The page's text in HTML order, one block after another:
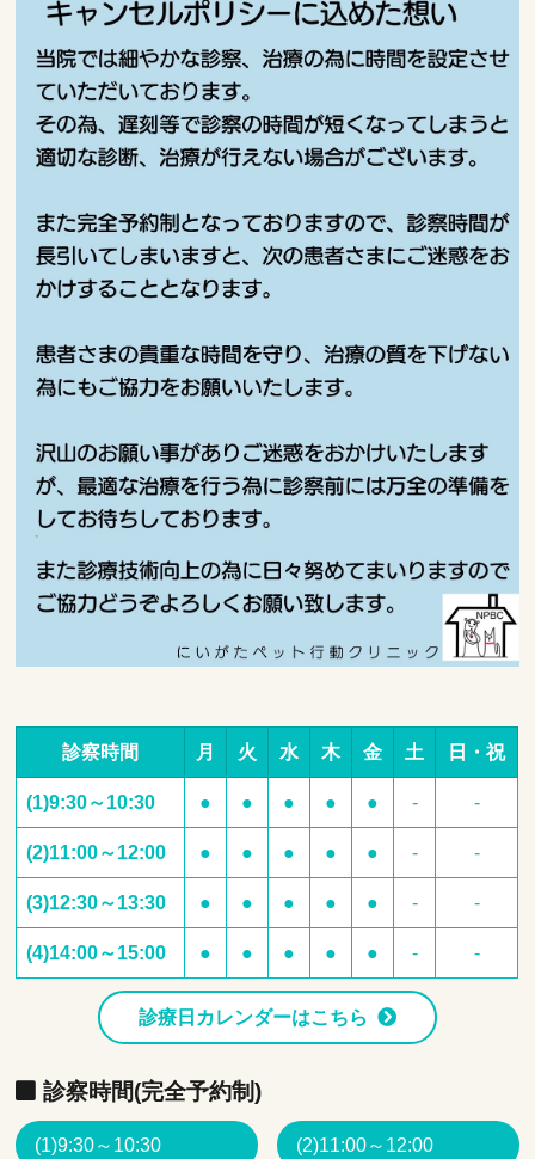
診察時間 月 火 水 木 金 土 日・祝
(1)9:30～10:30 ● ● ● ● ● - -
(2)11:00～12:00 ● ● ● ● ● - -
(3)12:30～13:30 ● ● ● ● ● - -
(4)14:00～15:00 ● ● ● ● ● - -
診療日カレンダーはこちら
診察時間(完全予約制)
(1)9:30～10:30 (2)11:00～12:00